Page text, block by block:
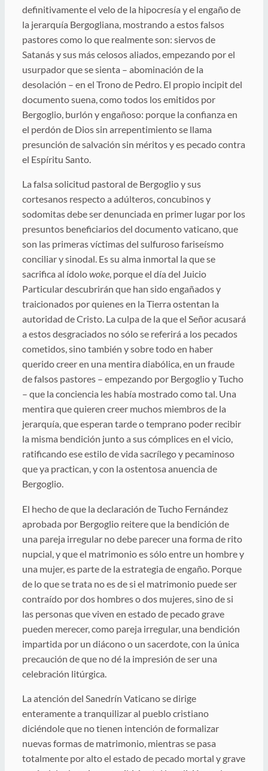
definitivamente el velo de la hipocresía y el engaño de
la jerarquía Bergogliana, mostrando a estos falsos
pastores como lo que realmente son: siervos de
Satanás y sus más celosos aliados, empezando por el
usurpador que se sienta – abominación de la
desolación – en el Trono de Pedro. El propio incipit del
documento suena, como todos los emitidos por
Bergoglio, burlón y engañoso: porque la confianza en
el perdón de Dios sin arrepentimiento se llama
presunción de salvación sin méritos y es pecado contra
el Espíritu Santo.
La falsa solicitud pastoral de Bergoglio y sus
cortesanos respecto a adúlteros, concubinos y
sodomitas debe ser denunciada en primer lugar por los
presuntos beneficiarios del documento vaticano, que
son las primeras víctimas del sulfuroso fariseísmo
conciliar y sinodal. Es su alma inmortal la que se
sacrifica al ídolowoke, porque el día del Juicio
Particular descubrirán que han sido engañados y
traicionados por quienes en la Tierra ostentan la
autoridad de Cristo. La culpa de la que el Señor acusará
a estos desgraciados no sólo se referirá a los pecados
cometidos, sino también y sobre todo en haber
querido creer en una mentira diabólica, en un fraude
de falsos pastores – empezando por Bergoglio y Tucho
– que la conciencia les había mostrado como tal. Una
mentira que quieren creer muchos miembros de la
jerarquía, que esperan tarde o temprano poder recibir
la misma bendición junto a sus cómplices en el vicio,
ratificando ese estilo de vida sacrílego y pecaminoso
que ya practican, y con la ostentosa anuencia de
Bergoglio.
El hecho de que la declaración de Tucho Fernández
aprobada por Bergoglio reitere que la bendición de
una pareja irregular no debe parecer una forma de rito
nupcial, y que el matrimonio es sólo entre un hombre y
una mujer, es parte de la estrategia de engaño. Porque
de lo que se trata no es de si el matrimonio puede ser
contraído por dos hombres o dos mujeres, sino de si
las personas que viven en estado de pecado grave
pueden merecer, como pareja irregular, una bendición
impartida por un diácono o un sacerdote, con la única
precaución de que no dé la impresión de ser una
celebración litúrgica.
La atención del Sanedrín Vaticano se dirige
enteramente a tranquilizar al pueblo cristiano
diciéndole que no tienen intención de formalizar
nuevas formas de matrimonio, mientras se pasa
totalmente por alto el estado de pecado mortal y grave